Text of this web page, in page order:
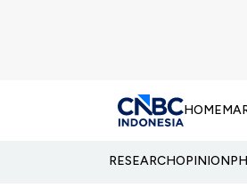
HOME
RESEARCHOPINION